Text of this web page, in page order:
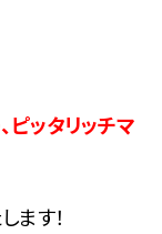
ピッタリッチマ
す！